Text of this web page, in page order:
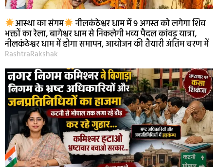
आस्था का संगम नीलकंठेश्वर धाम में 9 अगस्त को लगेगा शिव
भक्तों का रेला, बागेश्वर धाम से निकलेगी भव्य पैदल कांवड़ यात्रा,
नीलकंठेश्वर धाम में होगा समापन, आयोजन की तैयारी अंतिम चरण में
RashtraRakshak